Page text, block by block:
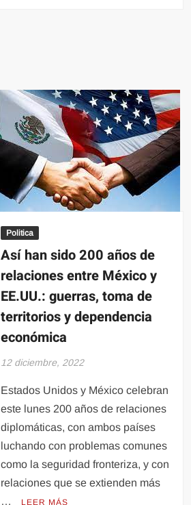
en
México;
viajeros
dejan
derrama
de
22
mil
Politica
Así han sido 200 años de
relaciones entre México y
EE.UU.: guerras, toma de
territorios y dependencia
económica
12 diciembre, 2022
Estados Unidos y México celebran
este lunes 200 años de relaciones
diplomáticas, con ambos países
luchando con problemas comunes
como la seguridad fronteriza, y con
relaciones que se extienden más
…
LEER MÁS